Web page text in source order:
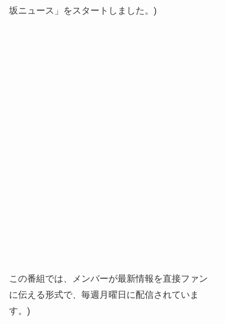
坂ニュース」をスタートしました。)
この番組では、メンバーが最新情報を直接ファン
に伝える形式で、毎週月曜日に配信されていま
す。)